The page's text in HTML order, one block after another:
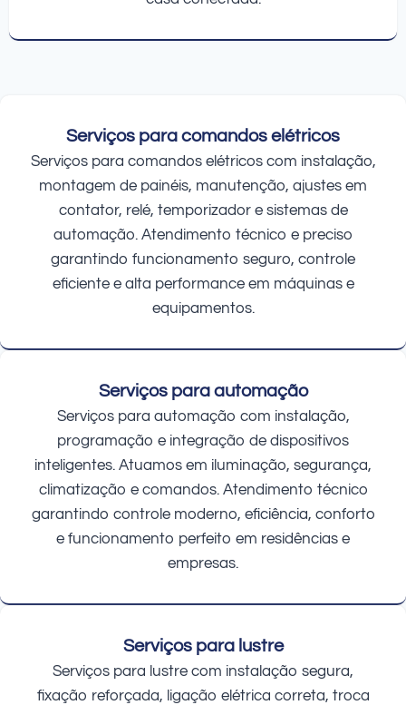
Serviços para comandos elétricos
Serviços para comandos elétricos com instalação,
montagem de painéis, manutenção, ajustes em
contator, relé, temporizador e sistemas de
automação. Atendimento técnico e preciso
garantindo funcionamento seguro, controle
eficiente e alta performance em máquinas e
equipamentos.
Serviços para automação
Serviços para automação com instalação,
programação e integração de dispositivos
inteligentes. Atuamos em iluminação, segurança,
climatização e comandos. Atendimento técnico
garantindo controle moderno, eficiência, conforto
e funcionamento perfeito em residências e
empresas.
Serviços para lustre
Serviços para lustre com instalação segura,
fixação reforçada, ligação elétrica correta, troca